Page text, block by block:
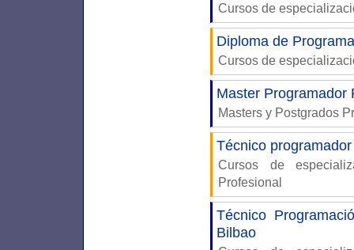
Cursos de
Diploma de
Cursos de
Master Programador
Masters y Postgrados
Técnico
Cursos de
Profesional
Técnico
Bilbao